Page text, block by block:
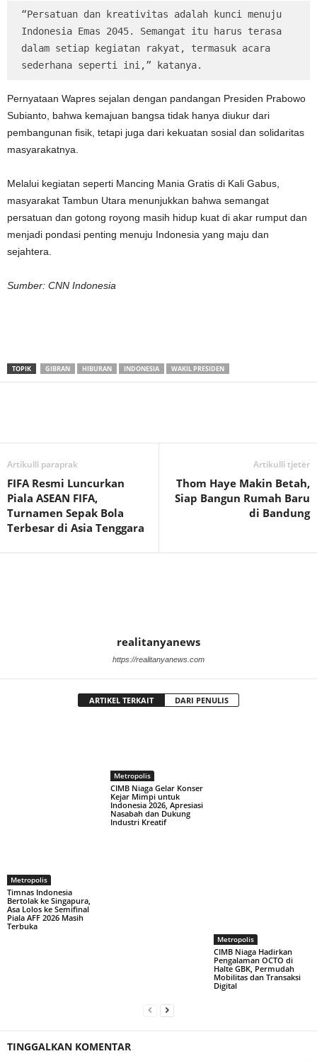
“Persatuan dan kreativitas adalah kunci menuju
Indonesia Emas 2045. Semangat itu harus terasa
dalam setiap kegiatan rakyat, termasuk acara
sederhana seperti ini,” katanya.
Pernyataan Wapres sejalan dengan pandangan Presiden Prabowo
Subianto, bahwa kemajuan bangsa tidak hanya diukur dari
pembangunan fisik, tetapi juga dari kekuatan sosial dan solidaritas
masyarakatnya.
Melalui kegiatan seperti Mancing Mania Gratis di Kali Gabus,
masyarakat Tambun Utara menunjukkan bahwa semangat
persatuan dan gotong royong masih hidup kuat di akar rumput dan
menjadi pondasi penting menuju Indonesia yang maju dan
sejahtera.
Sumber: CNN Indonesia
TOPIK GIBRAN HIBURAN INDONESIA WAKIL PRESIDEN
Artikulli paraprak
FIFA Resmi Luncurkan
Piala ASEAN FIFA,
Turnamen Sepak Bola
Terbesar di Asia Tenggara
Artikulli tjetër
Thom Haye Makin Betah,
Siap Bangun Rumah Baru
di Bandung
realitanyanews
https://realitanyanews.com
ARTIKEL TERKAIT DARI PENULIS
Metropolis
Timnas Indonesia
Bertolak ke Singapura,
Asa Lolos ke Semifinal
Piala AFF 2026 Masih
Terbuka
Metropolis
CIMB Niaga Gelar Konser
Kejar Mimpi untuk
Indonesia 2026, Apresiasi
Nasabah dan Dukung
Industri Kreatif
Metropolis
CIMB Niaga Hadirkan
Pengalaman OCTO di
Halte GBK, Permudah
Mobilitas dan Transaksi
Digital
TINGGALKAN KOMENTAR